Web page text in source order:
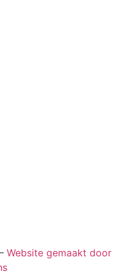
Website gemaakt door